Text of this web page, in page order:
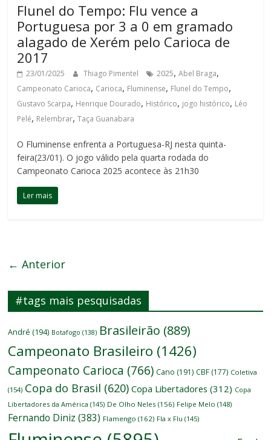
Flunel do Tempo: Flu vence a
Portuguesa por 3 a 0 em gramado
alagado de Xerém pelo Carioca de
2017
23/01/2025 Thiago Pimentel 2025,Abel Braga,
Campeonato Carioca, Carioca, Fluminense, Flunel do Tempo,
Gustavo Scarpa, Henrique Dourado, Histórico, jogo histórico, Léo
Pelé, Relembrar,Taça Guanabara
O Fluminense enfrenta a Portuguesa-RJ nesta quinta-
feira(23/01). O jogo válido pela quarta rodada do
Campeonato Carioca 2025 acontece às 21h30
Ler mais
← Anterior
#tags mais pesquisadas
André (194) Botafogo (138) Brasileirão (889)
Campeonato Brasileiro (1426)
Campeonato Carioca (766) Cano (191) CBF (177) Coletiva
(154) Copa do Brasil (620) Copa Libertadores (312) Copa
Libertadores da América (145) De Olho Neles (156) Felipe Melo (148)
Fernando Diniz (383) Flamengo (162) Fla x Flu (145)